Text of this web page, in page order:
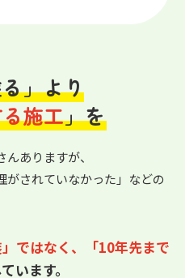
」より
施工」を
ありますが、
がされていなかった」などの
」ではなく、「10年先まで
います。